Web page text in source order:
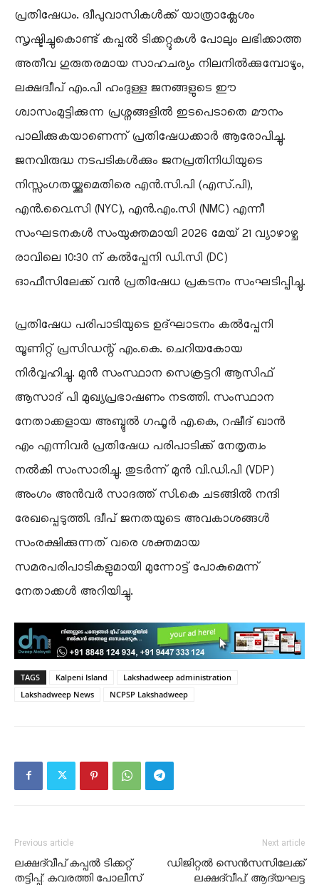
പ്രതിഷേധം. ദ്വീപുവാസികൾക്ക് യാത്രാക്ലേശം
സൃഷ്ടിച്ചുകൊണ്ട് കപ്പൽ ടിക്കറ്റുകൾ പോലും ലഭിക്കാത്ത
അതീവ ഗുരുതരമായ സാഹചര്യം നിലനിൽക്കുമ്പോഴും,
ലക്ഷദ്വീപ് എം.പി ഹംദുള്ള ജനങ്ങളുടെ ഈ
ശ്വാസംമുട്ടിക്കുന്ന പ്രശ്നങ്ങളിൽ ഇടപെടാതെ മൗനം
പാലിക്കുകയാണെന്ന് പ്രതിഷേധക്കാർ ആരോപിച്ചു.
ജനവിരുദ്ധ നടപടികൾക്കും ജനപ്രതിനിധിയുടെ
നിസ്സംഗതയ്ക്കുമെതിരെ എൻ.സി.പി (എസ്.പി),
എൻ.വൈ.സി (NYC), എൻ.എം.സി (NMC) എന്നീ
സംഘടനകൾ സംയുക്തമായി 2026 മേയ് 21 വ്യാഴാഴ്ച
രാവിലെ 10:30 ന് കൽപ്പേനി ഡി.സി (DC)
ഓഫീസിലേക്ക് വൻ പ്രതിഷേധ പ്രകടനം സംഘടിപ്പിച്ചു.
​പ്രതിഷേധ പരിപാടിയുടെ ഉദ്ഘാടനം കൽപ്പേനി
യൂണിറ്റ് പ്രസിഡന്റ് എം.കെ. ചെറിയകോയ
നിർവ്വഹിച്ചു. മുൻ സംസ്ഥാന സെക്രട്ടറി ആസിഫ്
ആസാദ് പി മുഖ്യപ്രഭാഷണം നടത്തി. സംസ്ഥാന
നേതാക്കളായ അബ്ദുൽ ഗഫൂർ എ.കെ, റഷീദ് ഖാൻ
എം എന്നിവർ പ്രതിഷേധ പരിപാടിക്ക് നേതൃത്വം
നൽകി സംസാരിച്ചു. തുടർന്ന് മുൻ വി.ഡി.പി (VDP)
അംഗം അൻവർ സാദത്ത് സി.കെ ചടങ്ങിൽ നന്ദി
രേഖപ്പെടുത്തി. ദ്വീപ് ജനതയുടെ അവകാശങ്ങൾ
സംരക്ഷിക്കുന്നത് വരെ ശക്തമായ
സമരപരിപാടികളുമായി മുന്നോട്ട് പോകുമെന്ന്
നേതാക്കൾ അറിയിച്ചു.
TAGS Kalpeni Island
Lakshadweep administration
Lakshadweep News
NCPSP Lakshadweep
Previous article
ലക്ഷദ്വീപ് കപ്പൽ ടിക്കറ്റ്
തട്ടിപ്പ്: കവരത്തി പോലീസ്
Next article
ഡിജിറ്റൽ സെൻസസിലേക്ക്
ലക്ഷദ്വീപ്: ആദ്യഘട്ട